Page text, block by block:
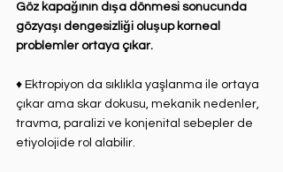
Göz kapağının dışa dönmesi sonucunda
gözyaşı dengesizliği oluşup korneal
problemler ortaya çıkar.⁣
♦ Ektropiyon da sıklıkla yaşlanma ile ortaya
çıkar ama skar dokusu, mekanik nedenler,
travma, paralizi ve konjenital sebepler de
etiyolojide rol alabilir. ⁣